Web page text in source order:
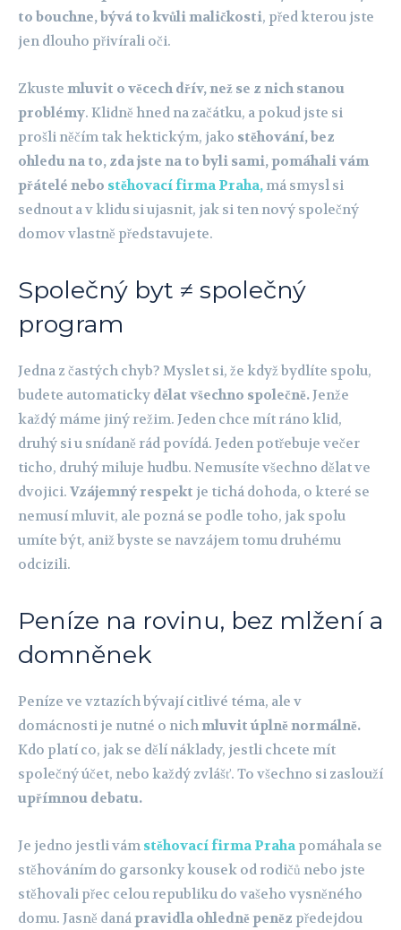
to bouchne, bývá to kvůli maličkosti, před kterou jste
jen dlouho přivírali oči.
Zkuste mluvit o věcech dřív, než se z nich stanou
problémy. Klidně hned na začátku, a pokud jste si
prošli něčím tak hektickým, jako stěhování, bez
ohledu na to, zda jste na to byli sami, pomáhali vám
přátelé nebo stěhovací firma Praha, má smysl si
sednout a v klidu si ujasnit, jak si ten nový společný
domov vlastně představujete.
Společný byt ≠ společný
program
Jedna z častých chyb? Myslet si, že když bydlíte spolu,
budete automaticky dělat všechno společně.Jenže
každý máme jiný režim. Jeden chce mít ráno klid,
druhý si u snídaně rád povídá. Jeden potřebuje večer
ticho, druhý miluje hudbu. Nemusíte všechno dělat ve
dvojici. Vzájemný respekt je tichá dohoda, o které se
nemusí mluvit, ale pozná se podle toho, jak spolu
umíte být, aniž byste se navzájem tomu druhému
odcizili.
Peníze na rovinu, bez mlžení a
domněnek
Peníze ve vztazích bývají citlivé téma, ale v
domácnosti je nutné o nichmluvit úplně normálně.
Kdo platí co, jak se dělí náklady, jestli chcete mít
společný účet, nebo každý zvlášť. To všechno si zaslouží
upřímnou debatu.
Je jedno jestli vám stěhovací firma Praha pomáhala se
stěhováním do garsonky kousek od rodičů nebo jste
stěhovali přec celou republiku do vašeho vysněného
domu. Jasně danápravidla ohledně peněz předejdou